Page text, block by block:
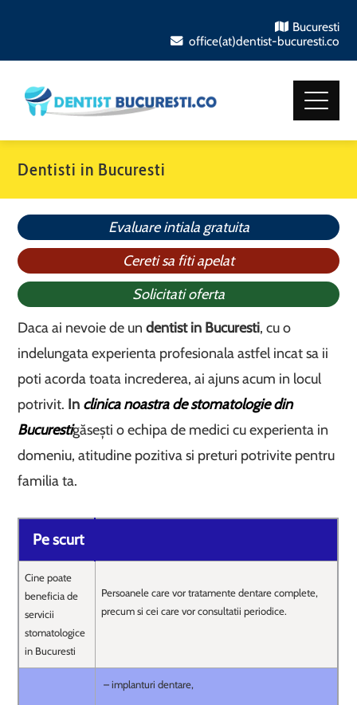
Bucuresti
office(at)dentist-bucuresti.co
Dentisti in Bucuresti
Evaluare intiala gratuita
Cereti sa fiti apelat
Solicitati oferta
Daca ai nevoie de undentist in Bucuresti, cu o
indelungata experienta profesionala astfel incat sa ii
poti acorda toata increderea, ai ajuns acum in locul
potrivit. In clinica noastra de stomatologie din
Bucurestigăsești o echipa de medici cu experienta in
domeniu, atitudine pozitiva si preturi potrivite pentru
familia ta.
Pe scurt
Cine poate
beneficia de
servicii
stomatologice
in Bucuresti
Persoanele care vor tratamente dentare complete,
precum si cei care vor consultatii periodice.
– implanturi dentare,